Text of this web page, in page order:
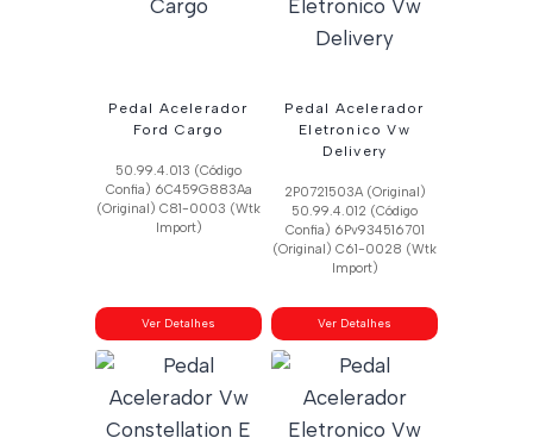
Pedal Acelerador
Ford Cargo
50.99.4.013 (Código
Confia) 6C459G883Aa
(Original) C81-0003 (Wtk
Import)
Ver Detalhes
Pedal Acelerador
Eletronico Vw
Delivery
2P0721503A (Original)
50.99.4.012 (Código
Confia) 6Pv934516701
(Original) C61-0028 (Wtk
Import)
Ver Detalhes